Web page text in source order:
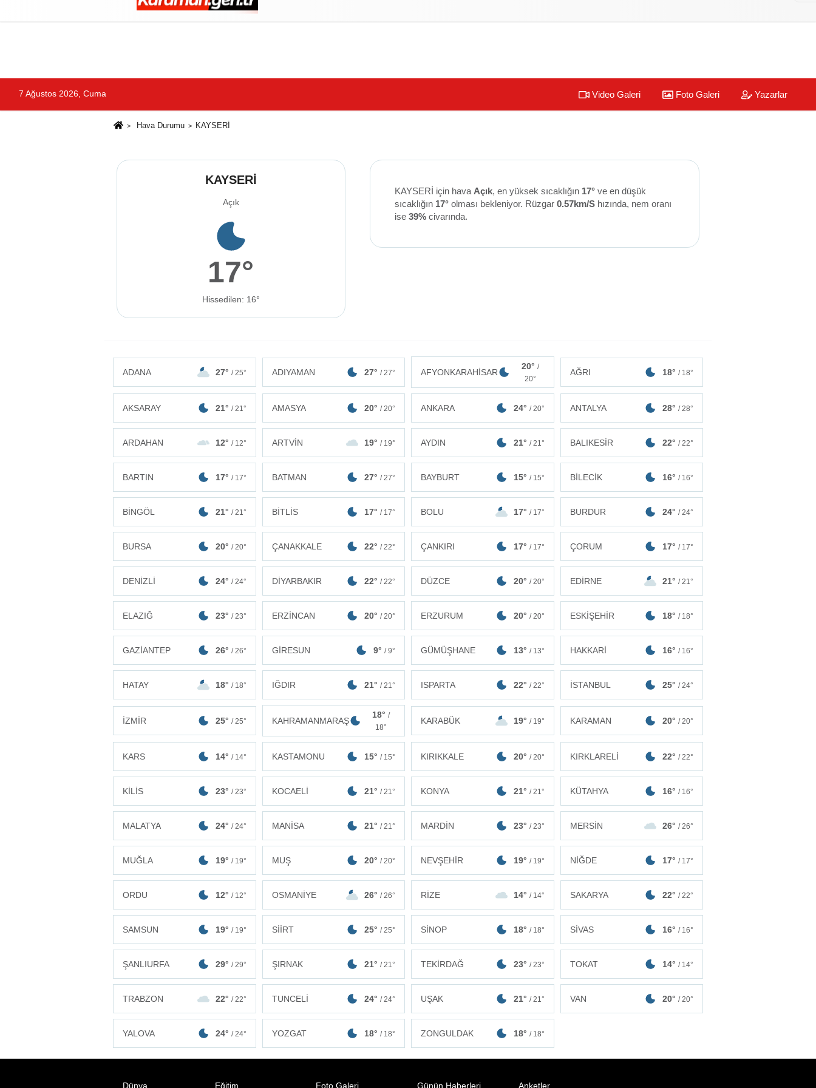
Künye İletişim Çerez Politikası
7 Ağustos 2026, Cuma Video Galeri Foto Galeri Yazarlar
Hava Durumu KAYSERİ
KAYSERİ
Açık
17°
Hissedilen: 16°
KAYSERİ için hava Açık, en yüksek sıcaklığın 17°ve en düşük
sıcaklığın 17°olması bekleniyor. Rüzgar 0.57km/Shızında, nem oranı
ise 39%civarında.
ADANA 27° / 25° ADIYAMAN 27° / 27° AFYONKARAHİSAR
20° /
20°
AĞRI 18° / 18°
AKSARAY 21° / 21° AMASYA 20° / 20° ANKARA 24° / 20° ANTALYA 28° / 28°
ARDAHAN 12° / 12° ARTVİN 19° / 19° AYDIN 21° / 21° BALIKESİR 22° / 22°
BARTIN 17° / 17° BATMAN 27° / 27° BAYBURT 15° / 15° BİLECİK 16° / 16°
BİNGÖL 21° / 21° BİTLİS 17° / 17° BOLU 17° / 17° BURDUR 24° / 24°
BURSA 20° / 20° ÇANAKKALE 22° / 22° ÇANKIRI 17° / 17° ÇORUM 17° / 17°
DENİZLİ 24° / 24° DİYARBAKIR 22° / 22° DÜZCE 20° / 20° EDİRNE 21° / 21°
ELAZIĞ 23° / 23° ERZİNCAN 20° / 20° ERZURUM 20° / 20° ESKİŞEHİR 18° / 18°
GAZİANTEP 26° / 26° GİRESUN 9° / 9° GÜMÜŞHANE 13° / 13° HAKKARİ 16° / 16°
HATAY 18° / 18° IĞDIR 21° / 21° ISPARTA 22° / 22° İSTANBUL 25° / 24°
İZMİR 25° / 25° KAHRAMANMARAŞ
18°/
18°
KARABÜK 19° / 19° KARAMAN 20° / 20°
KARS 14° / 14° KASTAMONU 15° / 15° KIRIKKALE 20° / 20° KIRKLARELİ 22° / 22°
KİLİS 23° / 23° KOCAELİ 21° / 21° KONYA 21° / 21° KÜTAHYA 16° / 16°
MALATYA 24° / 24° MANİSA 21° / 21° MARDİN 23° / 23° MERSİN 26° / 26°
MUĞLA 19° / 19° MUŞ 20° / 20° NEVŞEHİR 19° / 19° NİĞDE 17° / 17°
ORDU 12° / 12° OSMANİYE 26° / 26° RİZE 14° / 14° SAKARYA 22° / 22°
SAMSUN 19° / 19° SİİRT 25° / 25° SİNOP 18° / 18° SİVAS 16° / 16°
ŞANLIURFA 29° / 29° ŞIRNAK 21° / 21° TEKİRDAĞ 23° / 23° TOKAT 14° / 14°
TRABZON 22° / 22° TUNCELİ 24° / 24° UŞAK 21° / 21° VAN 20° / 20°
YALOVA 24° / 24° YOZGAT 18° / 18° ZONGULDAK 18° / 18°
Dünya Eğitim Foto Galeri Günün Haberleri Anketler